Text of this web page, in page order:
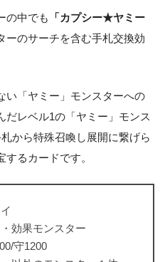
の中でも
「カプシー★ヤミー
ーのサーチを含む手札交換効
い「ヤミー」モンスターへの
だレベル1の「ヤミー」モンス
から特殊召喚し展開に繋げら
るカードです。
効果モンスター
守1200